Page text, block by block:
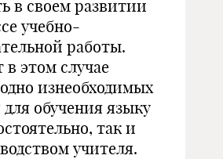
в своем развитии
учебно-
работы.
в этом случае
изнеобходимых
обучения языку
так и
учителя.